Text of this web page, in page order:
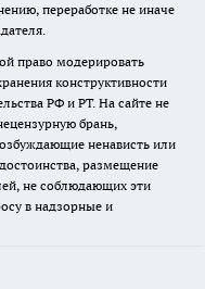
переработке не иначе
право модерировать
конструктивности
РФ и РТ. На сайте не
брань,
ненависть или
размещение
не соблюдающих эти
в надзорные и